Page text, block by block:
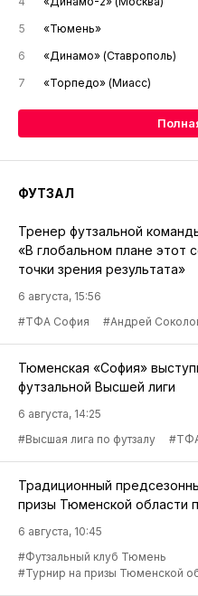
5
«Тюмень»
6
«Динамо» (Ставрополь)
7
«Торпедо» (Миасс)
ФУТЗАЛ
Тренер футзальной
«В глобальном плане этот
точки зрения результата»
6 августа, 15:56
#ТФА София
#Андрей
Тюменская «София»
футзальной Высшей лиги
6 августа, 14:25
#Высшая лига по футзалу
Традиционный
призы Тюменской области
6 августа, 10:45
#Футзальный клуб Тюмень
#Турнир на призы Тюменской